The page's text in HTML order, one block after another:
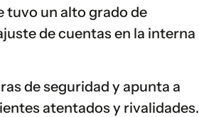
tuvo un alto grado de
de cuentas en la interna
de seguridad y apunta a
atentados y rivalidades.